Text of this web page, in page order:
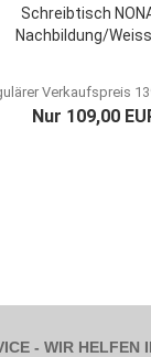
Schreibtisch
Nachbildung/
Verkaufspreis
Nur 109,00
- WIR HELFEN